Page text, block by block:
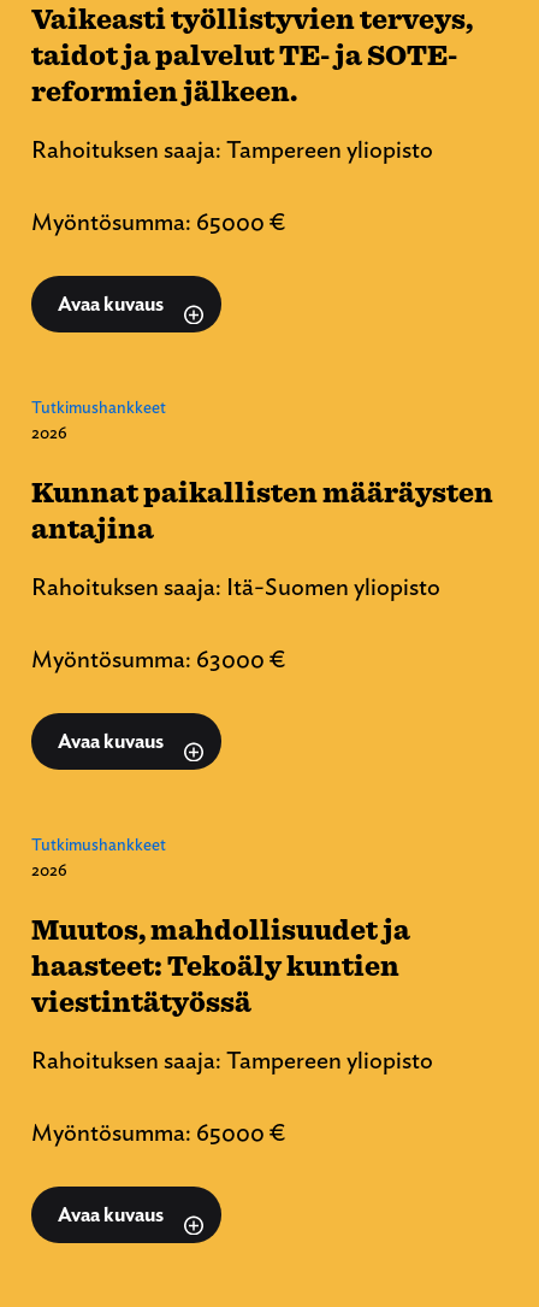
Vaikeasti työllistyvien terveys,
taidot ja palvelut TE- ja SOTE-
reformien jälkeen.
Rahoituksen saaja: Tampereen yliopisto
Myöntösumma: 65000 €
Avaa kuvaus
Tutkimushankkeet
2026
Kunnat paikallisten määräysten
antajina
Rahoituksen saaja: Itä-Suomen yliopisto
Myöntösumma: 63000 €
Avaa kuvaus
Tutkimushankkeet
2026
Muutos, mahdollisuudet ja
haasteet: Tekoäly kuntien
viestintätyössä
Rahoituksen saaja: Tampereen yliopisto
Myöntösumma: 65000 €
Avaa kuvaus